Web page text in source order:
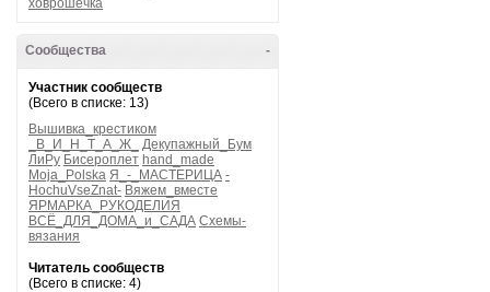
ховрошечка
-
Сообщества
Участник сообществ
(Всего в списке: 13)
Вышивка_крестиком
_В_И_Н_Т_А_Ж_
Декупажный_Бум
ЛиРу Бисероплет hand_made
Moja_Polska Я_-_МАСТЕРИЦА -
HochuVseZnat- Вяжем_вместе
ЯРМАРКА_РУКОДЕЛИЯ
ВСЁ_ДЛЯ_ДОМА_и_САДА Схемы-
вязания
Читатель сообществ
(Всего в списке: 4)